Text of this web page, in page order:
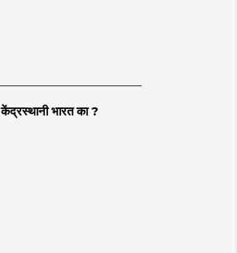
केंद्रस्थानी भारत का ?